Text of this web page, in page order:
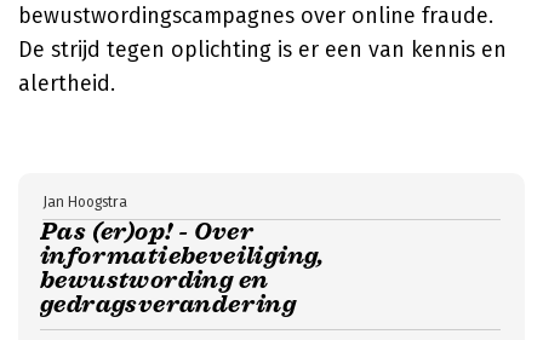
bewustwordingscampagnes over online fraude.
De strijd tegen oplichting is er een van kennis en
alertheid.
Pas (er)op! - Over
informatiebeveiliging,
bewustwording en
gedragsverandering
Jan Hoogstra